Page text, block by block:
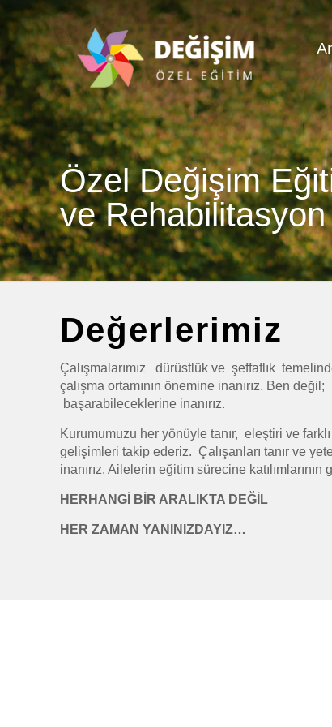
Özel Değişim
ve
Değerlerimiz
Çalışmalarımız dürüstlük ve şeffaflık
çalışma ortamının önemine inanırız. Ben
başarabileceklerine inanırız.
Kurumumuzu her yönüyle tanır, eleştiri ve
gelişimleri takip ederiz. Çalışanları tanır ve
inanırız. Ailelerin eğitim sürecine
HERHANGİ BİR ARALIKTA DEĞİL
HER ZAMAN YANINIZDAYIZ…